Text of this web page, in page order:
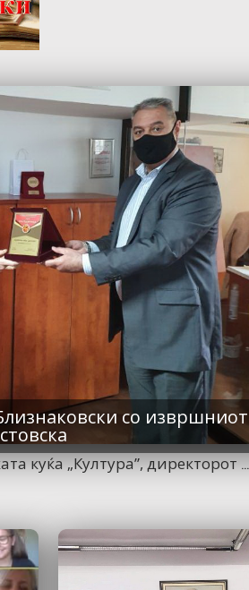
со извршниот
куќа „Култура”, директорот